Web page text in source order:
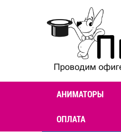
Проводим
АНИМАТОРЫ
ОПЛАТА